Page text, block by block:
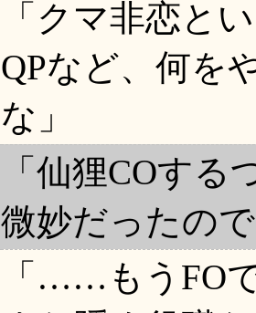
「クマ非恋と
QPなど、何を
な」
「仙狸COす
微妙だったの
「……もうFO